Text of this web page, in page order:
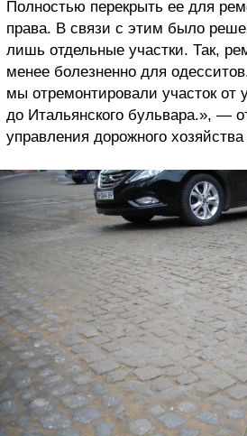
Полностью перекрыть ее для
права. В связи с этим было
лишь отдельные участки. Так,
менее болезненно для
мы отремонтировали участок от
до Итальянского бульвара.», —
управления дорожного